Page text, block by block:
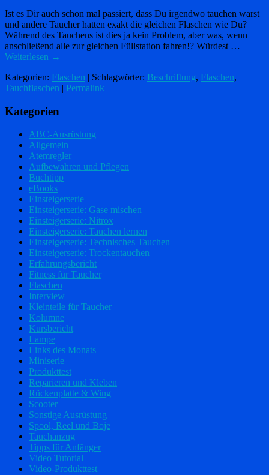
Ist es Dir auch schon mal passiert, dass Du irgendwo tauchen warst
und andere Taucher hatten exakt die gleichen Flaschen wie Du?
Während des Tauchens ist dies ja kein Problem, aber was, wenn
anschließend alle zur gleichen Füllstation fahren!? Würdest …
Weiterlesen →
Kategorien: Flaschen | Schlagwörter: Beschriftung, Flaschen,
Tauchflaschen | Permalink
Kategorien
ABC-Ausrüstung
Allgemein
Atemregler
Aufbewahren und Pflegen
Buchtipp
eBooks
Einsteigerserie
Einsteigerserie: Gase mischen
Einsteigerserie: Nitrox
Einsteigerserie: Tauchen lernen
Einsteigerserie: Technisches Tauchen
Einsteigerserie: Trockentauchen
Erfahrungsbericht
Fitness für Taucher
Flaschen
Interview
Kleinteile für Taucher
Kolumne
Kursbericht
Lampe
Links des Monats
Miniserie
Produkttest
Reparieren und Kleben
Rückenplatte & Wing
Scooter
Sonstige Ausrüstung
Spool, Reel und Boje
Tauchanzug
Tipps für Anfänger
Video Tutorial
Video-Produkttest